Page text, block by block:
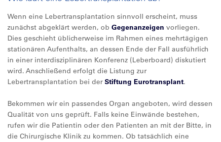
Wenn eine Lebertransplantation sinnvoll erscheint, muss
zunächst abgeklärt werden, ob Gegenanzeigen vorliegen.
Dies geschieht üblicherweise im Rahmen eines mehrtägigen
stationären Aufenthalts, an dessen Ende der Fall ausführlich
in einer interdisziplinären Konferenz (Leberboard) diskutiert
wird. Anschließend erfolgt die Listung zur
Lebertransplantation bei derStiftung Eurotransplant.
Bekommen wir ein passendes Organ angeboten, wird dessen
Qualität von uns geprüft. Falls keine Einwände bestehen,
rufen wir die Patientin oder den Patienten an mit der Bitte, in
die Chirurgische Klinik zu kommen. Ob tatsächlich eine